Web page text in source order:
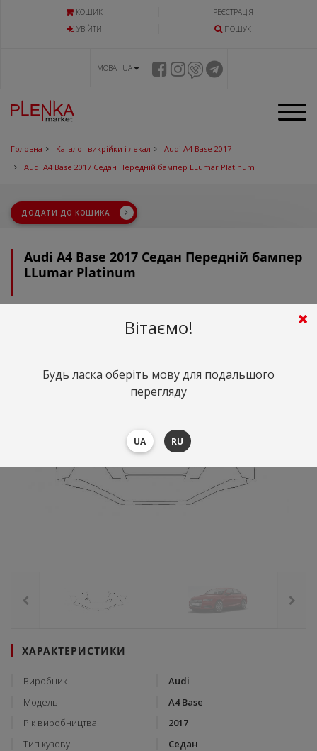
КОШИК
РЕЄСТРАЦІЯ
УВIЙТИ
ПОШУК
МОВА UA
Головна Каталог викрійки і лекал
Audi A4 Base 2017
Audi A4 Base 2017 Седан Передній бампер LLumar Platinum
ДОДАТИ ДО КОШИКА
Audi A4 Base 2017 Седан Передній бампер
LLumar Platinum
грн. ($110.12)
ХАРАКТЕРИСТИКИ
Виробник
Audi
Модель
A4 Base
Рік виробництва
2017
Тип кузову
Седан
Вітаємо!
Будь ласка оберіть мову для подальшого
перегляду
UA RU